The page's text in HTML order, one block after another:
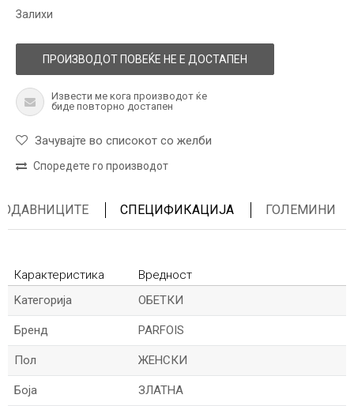
Залихи
ПРОИЗВОДОТ ПОВЕЌЕ НЕ Е ДОСТАПЕН
Извести ме кога производот ќе
биде повторно достапен
Зачувајте во списокот со желби
Споредете го производот
СПЕЦИФИКАЦИЈА ГОЛЕМИНИ
Карактеристика
Вредност
Kатегорија
ОБЕТКИ
Бренд PARFOIS
Пол ЖЕНСКИ
Боја ЗЛАТНА